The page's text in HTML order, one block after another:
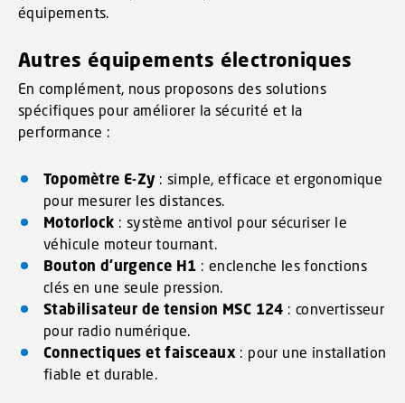
équipements.
Autres équipements électroniques
En complément, nous proposons des solutions
spécifiques pour améliorer la sécurité et la
performance :
Topomètre E-Zy : simple, efficace et ergonomique
pour mesurer les distances.
Motorlock : système antivol pour sécuriser le
véhicule moteur tournant.
Bouton d’urgence H1 : enclenche les fonctions
clés en une seule pression.
Stabilisateur de tension MSC 124 : convertisseur
pour radio numérique.
Connectiques et faisceaux : pour une installation
fiable et durable.